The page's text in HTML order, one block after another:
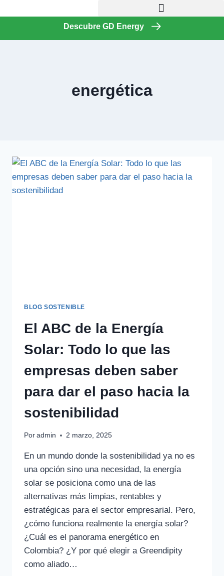
Descubre GD Energy
energética
BLOG SOSTENIBLE
El ABC de la Energía
Solar: Todo lo que las
empresas deben saber
para dar el paso hacia la
sostenibilidad
Por admin 2 marzo, 2025
En un mundo donde la sostenibilidad ya no es
una opción sino una necesidad, la energía
solar se posiciona como una de las
alternativas más limpias, rentables y
estratégicas para el sector empresarial. Pero,
¿cómo funciona realmente la energía solar?
¿Cuál es el panorama energético en
Colombia? ¿Y por qué elegir a Greendipity
como aliado…